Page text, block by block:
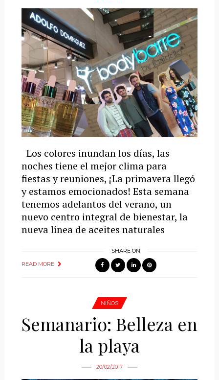
Los colores inundan los días, las
noches tiene el mejor clima para
fiestas y reuniones, ¡La primavera llegó
y estamos emocionados! Esta semana
tenemos adelantos del verano, un
nuevo centro integral de bienestar, la
nueva línea de aceites naturales
READ MORE
SHARE ON
NIÑOS
Semanario: Belleza en
la playa
20/02/2017